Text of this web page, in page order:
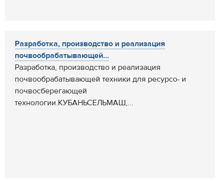
Разработка, производство и реализация
почвообрабатывающей...
Разработка, производство и реализация
почвообрабатывающей техники для ресурсо- и
почвосберегающей
технологии.КУБАНЬСЕЛЬМАШ,...